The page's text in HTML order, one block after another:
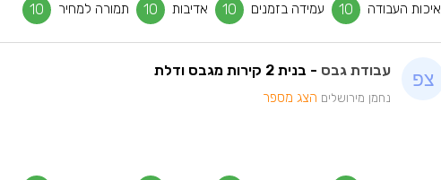
איכות העבודה 10 עמידה בזמנים 10 אדיבות 10 תמורה למחיר 10
עבודת גבס - בנית 2 קירות מגבס ודלת
נחמן מירושלים הצג מספר